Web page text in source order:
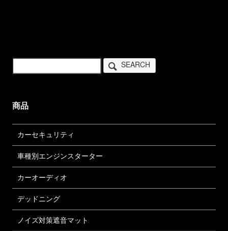
SEARCH
商品
カーセキュリティ
車種別エンジンスターター
カーオーディオ
デッドニング
ノイズ対策遮音マット